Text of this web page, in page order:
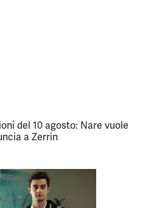
del 10 agosto: Nare vuole
a Zerrin